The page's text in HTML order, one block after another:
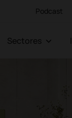
Podcast
Sectores